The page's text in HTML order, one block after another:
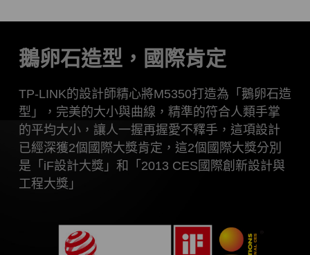
鵝卵石造型，國際肯定
TP-LINK的設計師精心將M5350打造為「鵝卵石造
型」，完美的大小與曲線，精準的符合人類手掌
的平均大小，讓人一握再握愛不釋手，這項設計
已經深獲2個國際大獎肯定，這2個國際大獎分別
是「iF設計大獎」和「2013 CES國際創新設計與
工程大獎」